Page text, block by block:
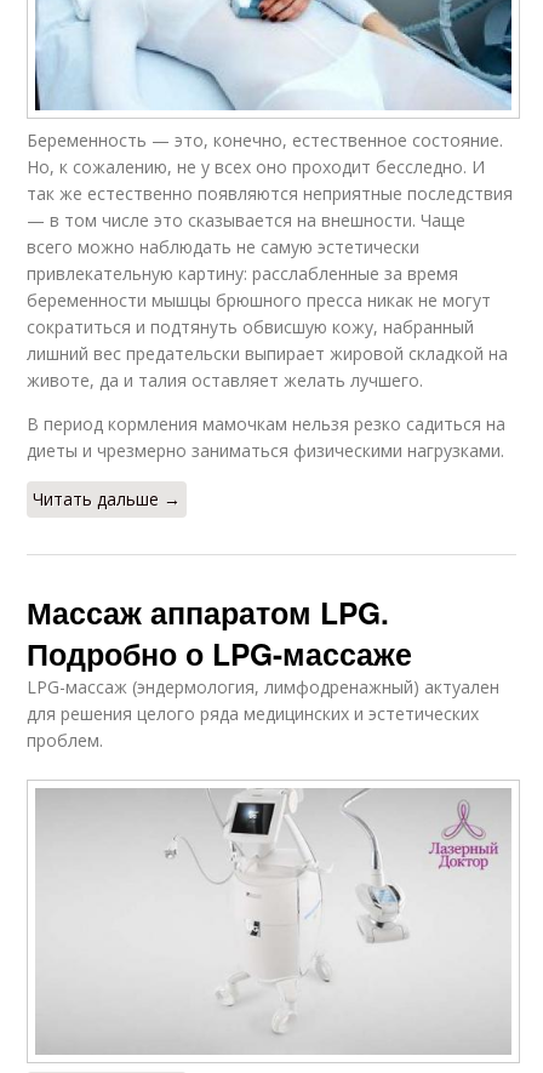
Беременность — это, конечно, естественное состояние.
Но, к сожалению, не у всех оно проходит бесследно. И
так же естественно появляются неприятные последствия
— в том числе это сказывается на внешности. Чаще
всего можно наблюдать не самую эстетически
привлекательную картину: расслабленные за время
беременности мышцы брюшного пресса никак не могут
сократиться и подтянуть обвисшую кожу, набранный
лишний вес предательски выпирает жировой складкой на
животе, да и талия оставляет желать лучшего.
В период кормления мамочкам нельзя резко садиться на
диеты и чрезмерно заниматься физическими нагрузками.
Читать дальше →
Массаж аппаратом LPG.
Подробно о LPG-массаже
LPG-массаж (эндермология, лимфодренажный) актуален
для решения целого ряда медицинских и эстетических
проблем.